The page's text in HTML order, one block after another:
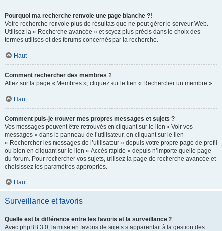
Pourquoi ma recherche renvoie une page blanche ?!
Votre recherche renvoie plus de résultats que ne peut gérer le serveur Web.
Utilisez la « Recherche avancée » et soyez plus précis dans le choix des
termes utilisés et des forums concernés par la recherche.
Haut
Comment rechercher des membres ?
Allez sur la page « Membres », cliquez sur le lien « Rechercher un membre ».
Haut
Comment puis-je trouver mes propres messages et sujets ?
Vos messages peuvent être retrouvés en cliquant sur le lien « Voir vos
messages » dans le panneau de l’utilisateur, en cliquant sur le lien
« Rechercher les messages de l’utilisateur » depuis votre propre page de profil
ou bien en cliquant sur le lien « Accès rapide » depuis n’importe quelle page
du forum. Pour rechercher vos sujets, utilisez la page de recherche avancée et
choisissez les paramètres appropriés.
Haut
Surveillance et favoris
Quelle est la différence entre les favoris et la surveillance ?
Avec phpBB 3.0, la mise en favoris de sujets s’apparentait à la gestion des